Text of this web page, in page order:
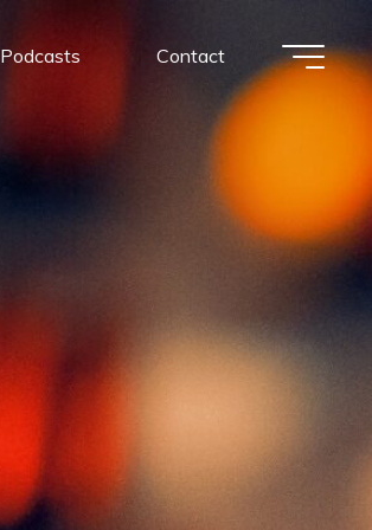
Podcasts Contact